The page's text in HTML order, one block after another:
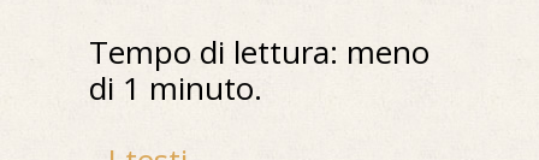
Tempo di lettura: meno
di 1 minuto.